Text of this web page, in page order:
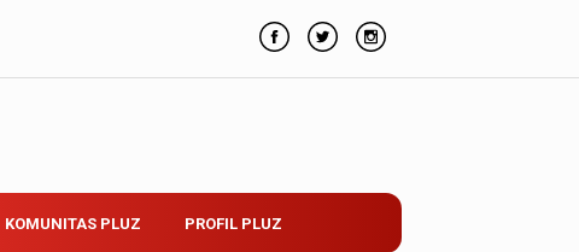
KOMUNITAS PLUZ PROFIL PLUZ